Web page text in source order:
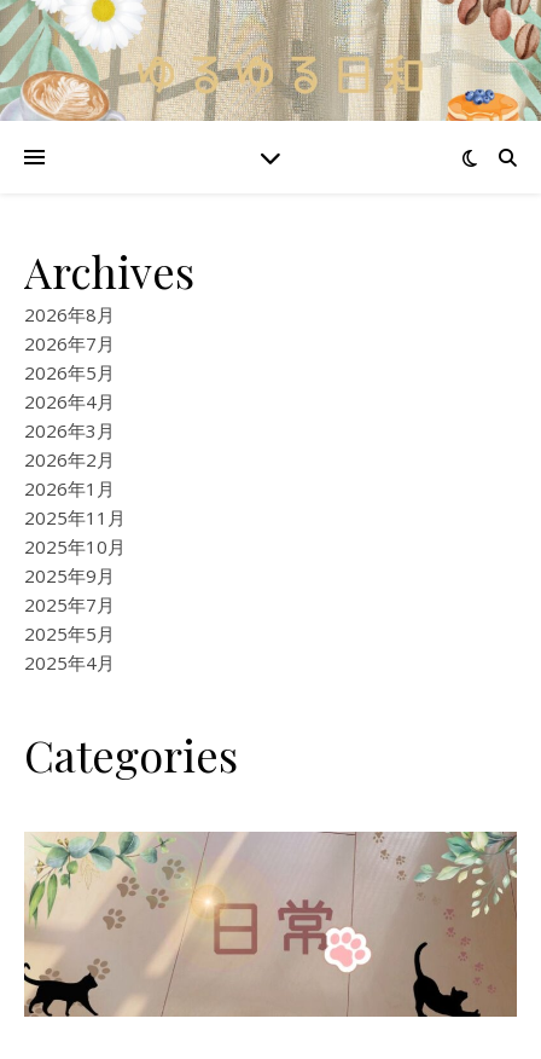
Archives
2026年8月
2026年7月
2026年5月
2026年4月
2026年3月
2026年2月
2026年1月
2025年11月
2025年10月
2025年9月
2025年7月
2025年5月
2025年4月
Categories